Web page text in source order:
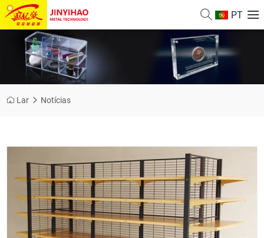
PT
Lar Notícias